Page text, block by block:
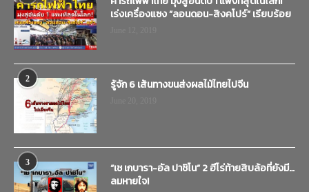
เร่งเครื่องแซง “ลอนดอน-สิงคโปร์” เรียบร้อย
2 รู้จัก 6 เส้นทางขนส่งผลไม้ไทยไปจีน
3
“เช เกบารา-อัล ปาชิโน” 2 ฮีโร่ท้ายสิบล้อที่ยังมี…
ลมหายใจ!